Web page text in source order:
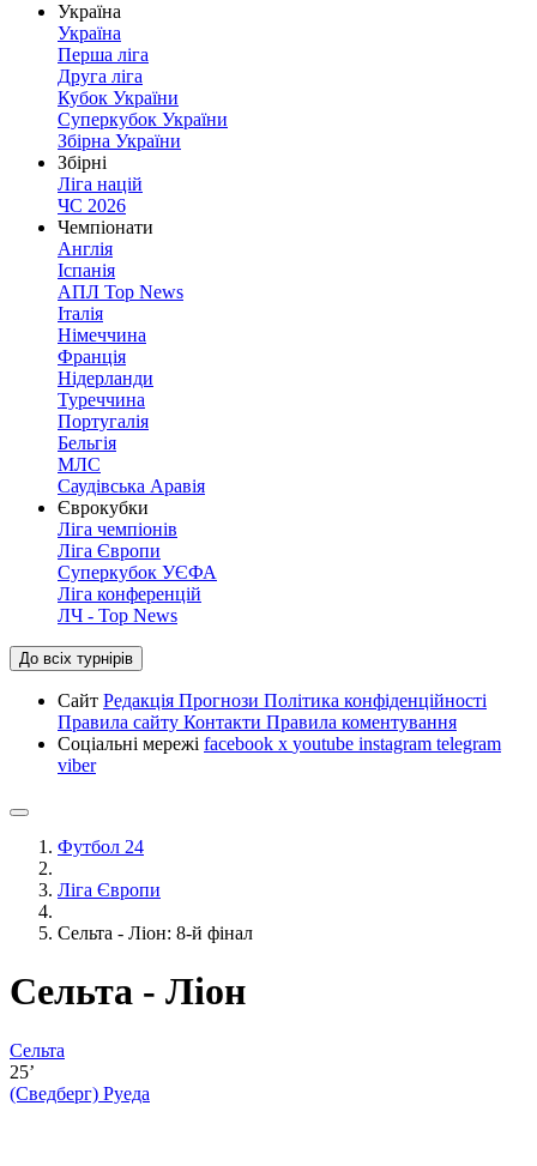
Україна
Україна
Перша ліга
Друга ліга
Кубок України
Суперкубок України
Збірна України
Збірні
Ліга націй
ЧС 2026
Чемпіонати
Англія
Іспанія
АПЛ Top News
Італія
Німеччина
Франція
Нідерланди
Туреччина
Португалія
Бельгія
МЛС
Саудівська Аравія
Єврокубки
Ліга чемпіонів
Ліга Європи
Суперкубок УЄФА
Ліга конференцій
ЛЧ - Top News
До всіх турнірів
Сайт Редакція Прогнози Політика конфіденційності
Правила сайту Контакти Правила коментування
Соціальні мережі facebook x youtube instagram telegram
viber
Футбол 24
Ліга Європи
Сельта - Ліон: 8-й фінал
Сельта - Ліон
Сельта
25’
(Сведберг) Руеда